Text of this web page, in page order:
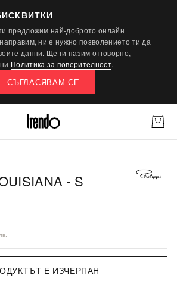
предложим най-доброто онлайн
ни е нужно позволението ти да
данни. Ще ги пазим отговорно,
Политика за поверителност.
СЪГЛАСЯВАМ СЕ
- S
Е ИЗЧЕРПАН